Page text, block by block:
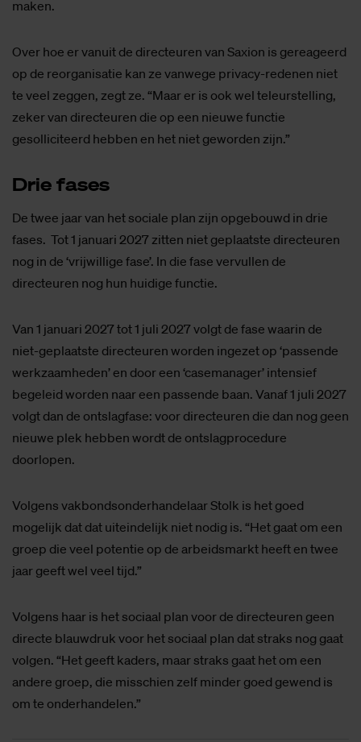
maken.
Over hoe er vanuit de directeuren van Saxion is gereageerd
op de reorganisatie kan ze vanwege privacy-redenen niet
te veel zeggen, zegt ze. “Maar er is ook wel teleurstelling,
zeker van directeuren die op een nieuwe functie
gesolliciteerd hebben en het niet geworden zijn.”
Drie fa­ses
De twee jaar van het sociale plan zijn opgebouwd in drie
fases. Tot 1 januari 2027 zitten niet geplaatste directeuren
nog in de ‘vrijwillige fase’. In die fase vervullen de
directeuren nog hun huidige functie.
Van 1 januari 2027 tot 1 juli 2027 volgt de fase waarin de
niet-geplaatste directeuren worden ingezet op ‘passende
werkzaamheden’ en door een ‘casemanager’ intensief
begeleid worden naar een passende baan. Vanaf 1 juli 2027
volgt dan de ontslagfase: voor directeuren die dan nog geen
nieuwe plek hebben wordt de ontslagprocedure
doorlopen.
Volgens vakbondsonderhandelaar Stolk is het goed
mogelijk dat dat uiteindelijk niet nodig is. “Het gaat om een
groep die veel potentie op de arbeidsmarkt heeft en twee
jaar geeft wel veel tijd.”
Volgens haar is het sociaal plan voor de directeuren geen
directe blauwdruk voor het sociaal plan dat straks nog gaat
volgen. “Het geeft kaders, maar straks gaat het om een
andere groep, die misschien zelf minder goed gewend is
om te onderhandelen.”